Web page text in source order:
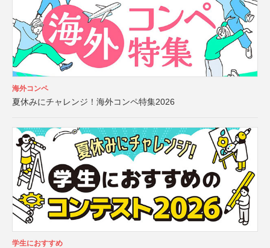
海外コンペ
夏休みにチャレンジ！海外コンペ特集2026
学生におすすめ